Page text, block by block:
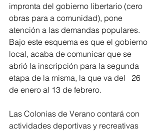
impronta del gobierno libertario (cero
obras para a comunidad), pone
atención a las demandas populares.
Bajo este esquema es que el gobierno
local, acaba de comunicar que se
abrió la inscripción para la segunda
etapa de la misma, la que va del   26
de enero al 13 de febrero.
Las Colonias de Verano contará con
actividades deportivas y recreativas